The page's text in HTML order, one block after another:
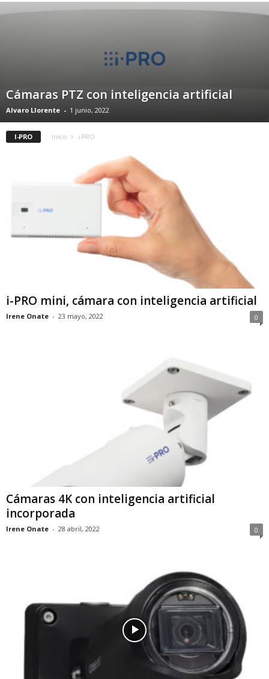
Cámaras PTZ con inteligencia artificial
Alvaro Llorente - 1 junio, 2022
I-PRO Inicio i-PRO
i-PRO mini, cámara con inteligencia artificial
Irene Onate - 23 mayo, 2022 0
Cámaras 4K con inteligencia artificial
incorporada
Irene Onate - 28 abril, 2022 0